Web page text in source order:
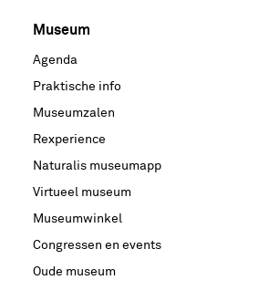
hoofdnavigatie
Museum
Agenda
Praktische info
Museumzalen
Rexperience
Naturalis museumapp
Virtueel museum
Museumwinkel
Congressen en events
Oude museum